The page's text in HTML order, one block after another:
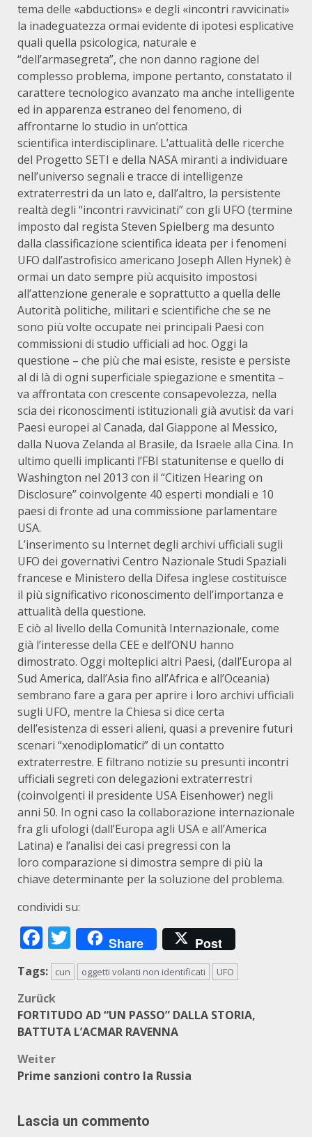
tema delle «abductions» e degli «incontri ravvicinati»
la inadeguatezza ormai evidente di ipotesi esplicative
quali quella psicologica, naturale e
“dell’armasegreta”, che non danno ragione del
complesso problema, impone pertanto, constatato il
carattere tecnologico avanzato ma anche intelligente
ed in apparenza estraneo del fenomeno, di
affrontarne lo studio in un’ottica
scientifica interdisciplinare. L’attualità delle ricerche
del Progetto SETI e della NASA miranti a individuare
nell’universo segnali e tracce di intelligenze
extraterrestri da un lato e, dall’altro, la persistente
realtà degli “incontri ravvicinati” con gli UFO (termine
imposto dal regista Steven Spielberg ma desunto
dalla classificazione scientifica ideata per i fenomeni
UFO dall’astrofisico americano Joseph Allen Hynek) è
ormai un dato sempre più acquisito impostosi
all’attenzione generale e soprattutto a quella delle
Autorità politiche, militari e scientifiche che se ne
sono più volte occupate nei principali Paesi con
commissioni di studio ufficiali ad hoc. Oggi la
questione – che più che mai esiste, resiste e persiste
al di là di ogni superficiale spiegazione e smentita –
va affrontata con crescente consapevolezza, nella
scia dei riconoscimenti istituzionali già avutisi: da vari
Paesi europei al Canada, dal Giappone al Messico,
dalla Nuova Zelanda al Brasile, da Israele alla Cina. In
ultimo quelli implicanti l’FBI statunitense e quello di
Washington nel 2013 con il “Citizen Hearing on
Disclosure” coinvolgente 40 esperti mondiali e 10
paesi di fronte ad una commissione parlamentare
USA.
L’inserimento su Internet degli archivi ufficiali sugli
UFO dei governativi Centro Nazionale Studi Spaziali
francese e Ministero della Difesa inglese costituisce
il più significativo riconoscimento dell’importanza e
attualità della questione.
E ciò al livello della Comunità Internazionale, come
già l’interesse della CEE e dell’ONU hanno
dimostrato. Oggi molteplici altri Paesi, (dall’Europa al
Sud America, dall’Asia fino all’Africa e all’Oceania)
sembrano fare a gara per aprire i loro archivi ufficiali
sugli UFO, mentre la Chiesa si dice certa
dell’esistenza di esseri alieni, quasi a prevenire futuri
scenari “xenodiplomatici” di un contatto
extraterrestre. E filtrano notizie su presunti incontri
ufficiali segreti con delegazioni extraterrestri
(coinvolgenti il presidente USA Eisenhower) negli
anni 50. In ogni caso la collaborazione internazionale
fra gli ufologi (dall’Europa agli USA e all’America
Latina) e l’analisi dei casi pregressi con la
loro comparazione si dimostra sempre di più la
chiave determinante per la soluzione del problema.
condividi su:
Facebook
Twitter
Share Post
Tags: cun oggetti volanti non identificati UFO
Beitragsnavigation
Zurück
FORTITUDO AD “UN PASSO” DALLA STORIA,
BATTUTA L’ACMAR RAVENNA
Weiter
Prime sanzioni contro la Russia
Lascia un commento